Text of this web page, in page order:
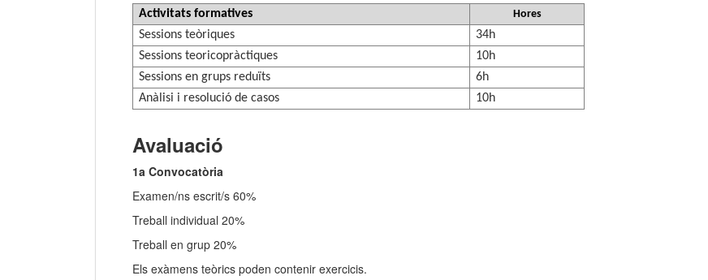
Activitats formatives Hores
Sessions teòriques
34h
Sessions teoricopràctiques
10h
Sessions en grups reduïts
6h
Anàlisi i resolució de casos
10h
Avaluació
1a Convocatòria
Examen/ns escrit/s 60%
Treball individual 20%
Treball en grup 20%
Els exàmens teòrics poden contenir exercicis.